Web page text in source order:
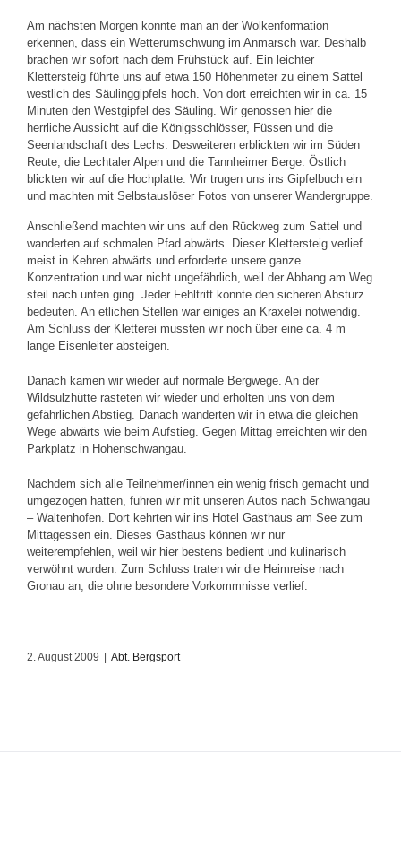
Am nächsten Morgen konnte man an der Wolkenformation
erkennen, dass ein Wetterumschwung im Anmarsch war. Deshalb
brachen wir sofort nach dem Frühstück auf. Ein leichter
Klettersteig führte uns auf etwa 150 Höhenmeter zu einem Sattel
westlich des Säulinggipfels hoch. Von dort erreichten wir in ca. 15
Minuten den Westgipfel des Säuling. Wir genossen hier die
herrliche Aussicht auf die Königsschlösser, Füssen und die
Seenlandschaft des Lechs. Desweiteren erblickten wir im Süden
Reute, die Lechtaler Alpen und die Tannheimer Berge. Östlich
blickten wir auf die Hochplatte. Wir trugen uns ins Gipfelbuch ein
und machten mit Selbstauslöser Fotos von unserer Wandergruppe.
Anschließend machten wir uns auf den Rückweg zum Sattel und
wanderten auf schmalen Pfad abwärts. Dieser Klettersteig verlief
meist in Kehren abwärts und erforderte unsere ganze
Konzentration und war nicht ungefährlich, weil der Abhang am Weg
steil nach unten ging. Jeder Fehltritt konnte den sicheren Absturz
bedeuten. An etlichen Stellen war einiges an Kraxelei notwendig.
Am Schluss der Kletterei mussten wir noch über eine ca. 4 m
lange Eisenleiter absteigen.
Danach kamen wir wieder auf normale Bergwege. An der
Wildsulzhütte rasteten wir wieder und erholten uns von dem
gefährlichen Abstieg. Danach wanderten wir in etwa die gleichen
Wege abwärts wie beim Aufstieg. Gegen Mittag erreichten wir den
Parkplatz in Hohenschwangau.
Nachdem sich alle Teilnehmer/innen ein wenig frisch gemacht und
umgezogen hatten, fuhren wir mit unseren Autos nach Schwangau
– Waltenhofen. Dort kehrten wir ins Hotel Gasthaus am See zum
Mittagessen ein. Dieses Gasthaus können wir nur
weiterempfehlen, weil wir hier bestens bedient und kulinarisch
verwöhnt wurden. Zum Schluss traten wir die Heimreise nach
Gronau an, die ohne besondere Vorkommnisse verlief.
2. August 2009 Abt. Bergsport